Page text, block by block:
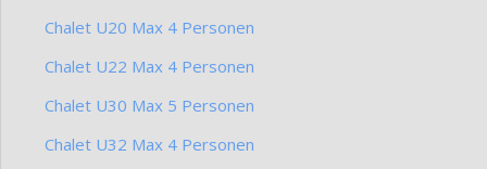
Chalet U20 Max 4 Personen
Chalet U22 Max 4 Personen
Chalet U30 Max 5 Personen
Chalet U32 Max 4 Personen